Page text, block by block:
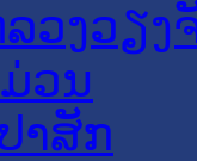
ວງວຽງ
ວນ
າສັກ